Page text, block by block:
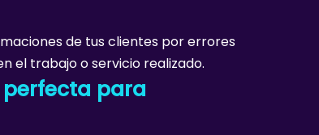
de tus clientes por errores
el trabajo o servicio realizado.
para